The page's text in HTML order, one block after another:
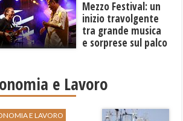
Mezzo Festival: un
inizio travolgente
tra grande musica
e sorprese sul palco
e Lavoro
E LAVORO